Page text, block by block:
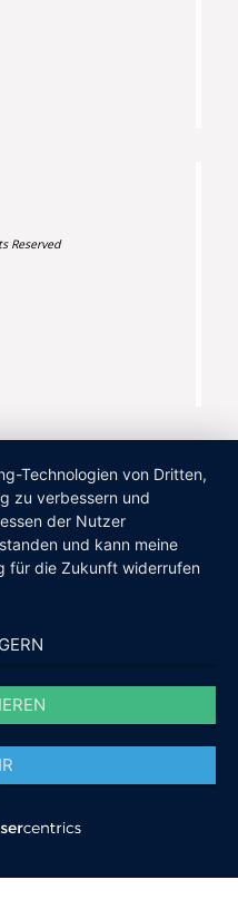
Reserved
Technologien von Dritten,
zu verbessern und
der Nutzer
und kann meine
für die Zukunft widerrufen